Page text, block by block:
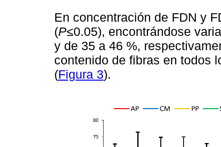
En concentración de FDN y
(P≤0.05), encontrándose
y de 35 a 46 %,
contenido de fibras en todos
(Figura 3).